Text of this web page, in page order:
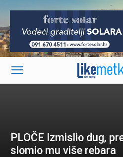
-
PLOČE Izmislio dug,
slomio mu više rebara